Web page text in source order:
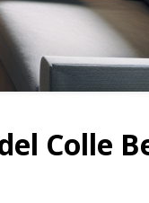
Colle